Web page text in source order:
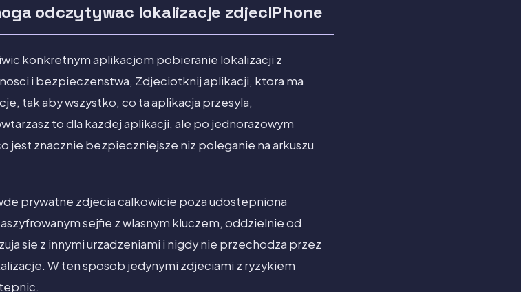
odczytywac lokalizacje zdjecIPhone
konkretnym aplikacjom pobieranie lokalizacji z
i bezpieczenstwa, Zdjeciotknij aplikacji, ktora ma
tak aby wszystko, co ta aplikacja przesyla,
to dla kazdej aplikacji, ale po jednorazowym
jest znacznie bezpieczniejsze niz poleganie na arkuszu
prywatne zdjecia calkowicie poza udostepniona
sejfie z wlasnym kluczem, oddzielnie od
sie z innymi urzadzeniami i nigdy nie przechodza przez
W ten sposob jedynymi zdjeciami z ryzykiem